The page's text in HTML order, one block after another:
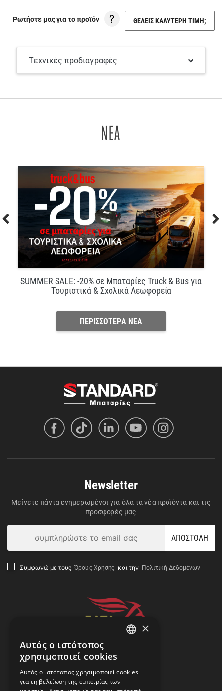
Ρωτήστε μας για το προϊόν ΘΕΛΕΙΣ ΚΑΛΥΤΕΡΗ ΤΙΜΗ;
Τεχνικές προδιαγραφές
ΝΕΑ
SUMMER SALE: -20% σε Μπαταρίες Truck & Bus για
Τουριστικά & Σχολικά Λεωφορεία
ΠΕΡΙΣΣΟΤΕΡΑ ΝΕΑ
Newsletter
Μείνετε πάντα ενημερωμένοι για όλα τα νέα προϊόντα και τις
προσφορές μας
ΑΠΟΣΤΟΛΗ
Συμφωνώ με τους Όρους Χρήσης και την Πολιτική Δεδομένων
×
Αυτός ο ιστότοπος
χρησιμοποιεί cookies
Αυτός ο ιστότοπος χρησιμοποιεί cookies
για τη βελτίωση της εμπειρίας των